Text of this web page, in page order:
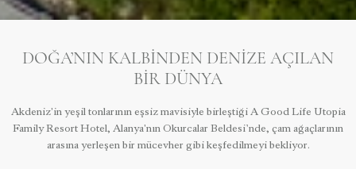
DOĞA’NIN KALBINDEN DENIZE AÇILAN
BIR DÜNYA
Akdeniz'in yeşil tonlarının eşsiz mavisiyle birleştiği A Good Life Utopia
Family Resort Hotel, Alanya'nın Okurcalar Beldesi’nde, çam ağaçlarının
arasına yerleşen bir mücevher gibi keşfedilmeyi bekliyor.